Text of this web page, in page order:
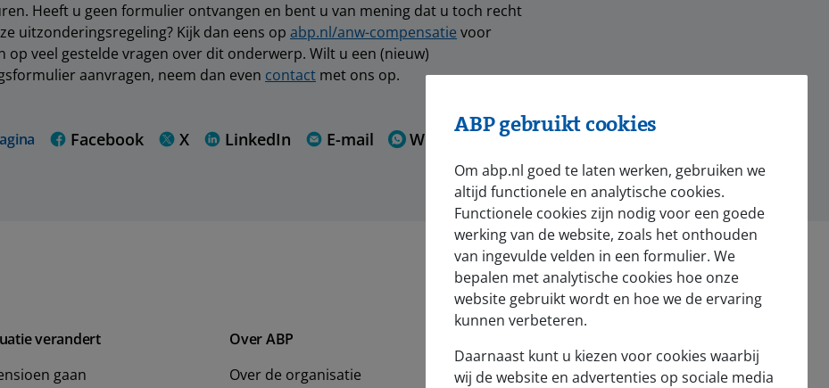
Heeft u geen formulier ontvangen en bent u van mening dat u toch recht
uitzonderingsregeling? Kijk dan eens op abp.nl/anw-compensatie voor
op veel gestelde vragen over dit onderwerp. Wilt u een (nieuw)
aanvragen, neem dan even contact met ons op.
Facebook X LinkedIn E-mail WhatsApp
verandert
gaan
Over ABP
Over de organisatie
Nieuws
ABP gebruikt cookies
Om abp.nl goed te laten werken, gebruiken we
altijd functionele en analytische cookies.
Functionele cookies zijn nodig voor een goede
werking van de website, zoals het onthouden
van ingevulde velden in een formulier. We
bepalen met analytische cookies hoe onze
website gebruikt wordt en hoe we de ervaring
kunnen verbeteren.
Daarnaast kunt u kiezen voor cookies waarbij
wij de website en advertenties op sociale media